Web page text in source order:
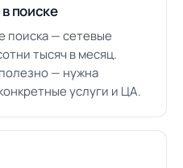
поиске
поиска — сетевые
тысяч в месяц.
— нужна
услуги и ЦА.